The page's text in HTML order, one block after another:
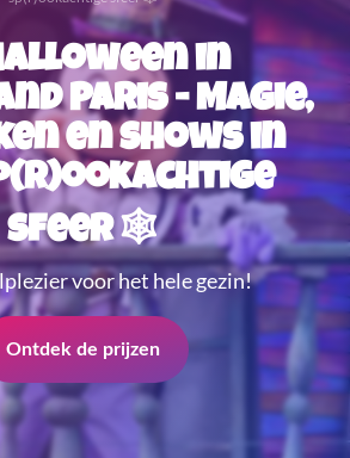
in
Paris - Magie,
en shows in
sfeer 🕸️
voor het hele gezin!
Ontdek de prijzen